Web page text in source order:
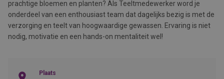
prachtige bloemen en planten? Als Teeltmedewerker word je
onderdeel van een enthousiast team dat dagelijks bezig is met de
verzorging en teelt van hoogwaardige gewassen. Ervaring is niet
nodig, motivatie en een hands-on mentaliteit wel!
Plaats